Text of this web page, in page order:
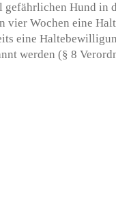
gefährlichen Hund in
vier Wochen eine
eine
werden (§ 8